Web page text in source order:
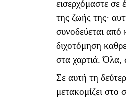
εισερχόμαστε σε
της ζωής της·
συνοδεύεται από
διχοτόμηση
στα χαρτιά. Όλα,
Σε αυτή τη
μετακομίζει στο